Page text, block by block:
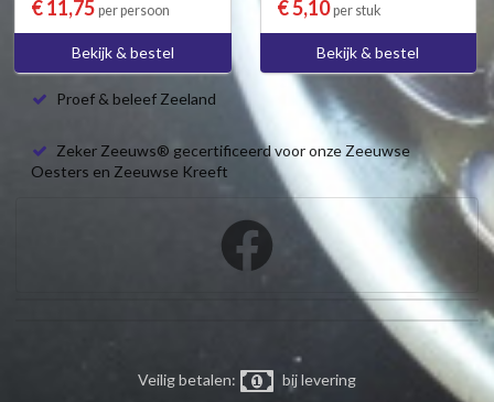
€ 11,75 per persoon
Bekijk & bestel
€ 5,10per stuk
Bekijk & bestel
Proef & beleef Zeeland
Zeker Zeeuws® gecertificeerd voor onze Zeeuwse
Oesters en Zeeuwse Kreeft
Veilig betalen: bij levering